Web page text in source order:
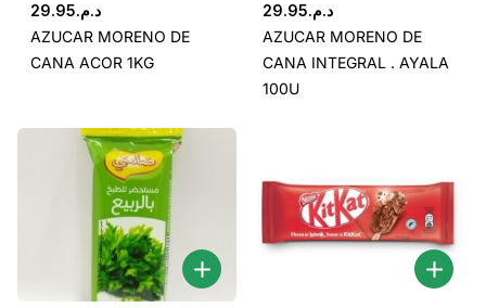
د.م.29.95
AZUCAR MORENO DE
CANA ACOR 1KG
د.م.29.95
AZUCAR MORENO DE
CANA INTEGRAL . AYALA
100U